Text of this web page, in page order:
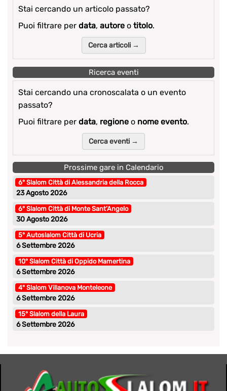
Stai cercando un articolo passato?
Puoi filtrare per data, autore o titolo.
Cerca articoli →
Ricerca eventi
Stai cercando una cronoscalata o un evento
passato?
Puoi filtrare per data, regione o nome evento.
Cerca eventi →
Prossime gare in Calendario
6° Slalom Città di Alessandria della Rocca
23 Agosto 2026
6° Slalom Città di Monte Sant’Angelo
30 Agosto 2026
5° Autoslalom Città di Ucria
6 Settembre 2026
10° Slalom Città di Oppido Mamertina
6 Settembre 2026
4° Slalom Villanova Monteleone
6 Settembre 2026
15° Slalom della Laura
6 Settembre 2026